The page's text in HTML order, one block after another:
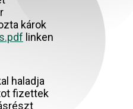
károk
linken
haladja
fizettek